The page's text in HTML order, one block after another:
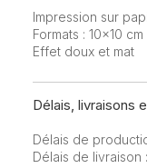
Impression sur
Formats : 10x10
Effet doux et mat
Délais, livraisons
Délais de
Délais de livraison